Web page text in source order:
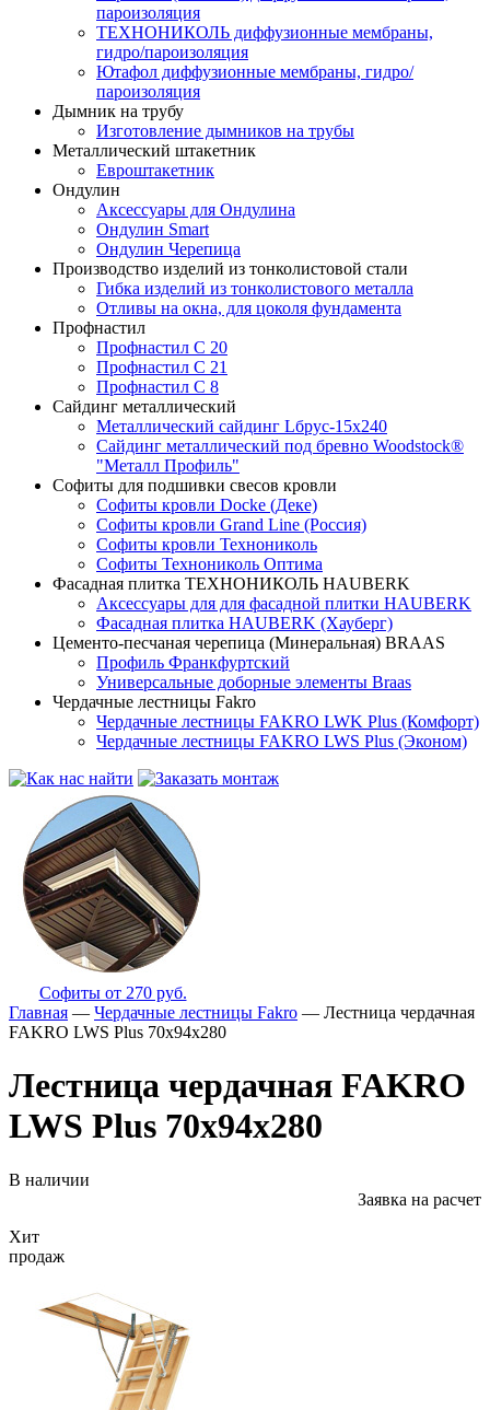
пароизоляция
ТЕХНОНИКОЛЬ диффузионные мембраны,
гидро/пароизоляция
Ютафол диффузионные мембраны, гидро/
пароизоляция
Дымник на трубу
Изготовление дымников на трубы
Металлический штакетник
Евроштакетник
Ондулин
Аксессуары для Ондулина
Ондулин Smart
Ондулин Черепица
Производство изделий из тонколистовой стали
Гибка изделий из тонколистового металла
Отливы на окна, для цоколя фундамента
Профнастил
Профнастил С 20
Профнастил С 21
Профнастил С 8
Сайдинг металлический
Металлический сайдинг Lбрус-15х240
Сайдинг металлический под бревно Woodstock®
"Металл Профиль"
Софиты для подшивки свесов кровли
Софиты кровли Docke (Деке)
Софиты кровли Grand Line (Россия)
Софиты кровли Технониколь
Софиты Технониколь Оптима
Фасадная плитка ТЕХНОНИКОЛЬ HAUBERK
Аксессуары для для фасадной плитки HAUBERK
Фасадная плитка HAUBERK (Хауберг)
Цементо-песчаная черепица (Минеральная) BRAAS
Профиль Франкфуртский
Универсальные доборные элементы Braas
Чердачные лестницы Fakro
Чердачные лестницы FAKRO LWK Plus (Комфорт)
Чердачные лестницы FAKRO LWS Plus (Эконом)
Софиты от 270 руб.
Главная — Чердачные лестницы Fakro — Лестница чердачная
FAKRO LWS Plus 70х94х280
Лестница чердачная FAKRO
LWS Plus 70х94х280
В наличии
Заявка на расчет
Хит
продаж